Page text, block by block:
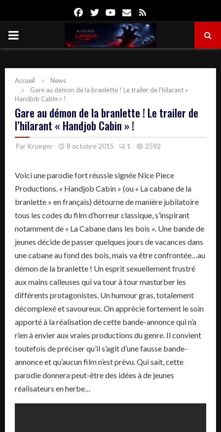
FacebookTwitterYoutube
Email
PRIMARY
Accueil
News
Gare au démon de la branlette ! Le trailer de l’hilarant «
Handjob Cabin » !
Gare au démon de la branlette ! Le trailer de
l’hilarant « Handjob Cabin » !
Par Krueger 8 octobre 2015 1 2592
Voici une parodie fort réussie signée Nice Piece
Productions. « Handjob Cabin » (ou « La cabane de la
branlette » en français) détourne de manière jubilatoire
tous les codes du film d’horreur classique, s’inspirant
notamment de « La Cabane dans les bois ». Une bande de
jeunes décide de passer quelques jours de vacances dans
une cabane au fond des bois, mais va être confrontée…au
démon de la branlette ! Un esprit sexuellement frustré
aux mains calleuses qui va tour à tour masturber les
différents protagonistes. Un humour gras, totalement
décomplexé et savoureux. On apprécie fortement le soin
apporté à la réalisation de cette bande-annonce qui n’a
rien à envier aux vraies productions du genre. Il convient
toutefois de préciser qu’il s’agit d’une fausse bande-
annonce et qu’aucun film n’est prévu. Qui sait, cette
parodie donnera peut-être des idées à de jeunes
réalisateurs en herbe…